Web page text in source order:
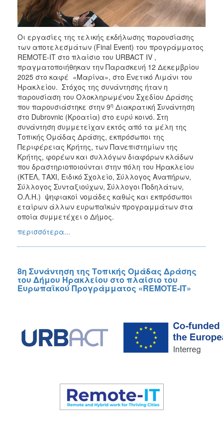
Καινοτομία
ΕΣΠΑ
2014-
2020
Υποδομές
Μεταφορών,
Περιβάλλον
και
Αειφόρος
Ανάπτυξη
ΕΣΠΑ
2014-
2020
Αγροτική
Ανάπτυξη
Interreg
Europe
Interreg
Ελλάδα-
Κύπρος
Urban
Innovative
URBACT
III
URBACT
Επιτροπή
Πράσινο
Οι εργασίες της τελικής εκδήλωσης παρουσίασης
των αποτελεσμάτων (Final Event) του προγράμματος
REMOTE-IT στο πλαίσιο του URBACT IV ,
πραγματοποιήθηκαν την Παρασκευή 12 Δεκεμβρίου
2025 στο καφέ «Μαρίνα», στο Ενετικό Λιμάνι του
Ηρακλείου. Στόχος της συνάντησης ήταν η
παρουσίαση του Ολοκληρωμένου Σχεδίου Δράσης
που παρουσιάστηκε στην 9η Διακρατική Συνάντηση
στο Dubrovnic (Κροατία) στο ευρύ κοινό. Στη
συνάντηση συμμετείχαν εκτός από τα μέλη της
Τοπικής Ομάδας Δράσης, εκπρόσωποι της
Περιφέρειας Κρήτης, των Πανεπιστημίων της
Κρήτης, φορέων και συλλόγων διαφόρων κλάδων
που δραστηριοποιούνται στην πόλη του Ηρακλείου
(ΚΤΕΛ, ΤΑΧΙ, Ειδικό Σχολείο, Σύλλογος Αναπήρων,
Σύλλογος Συνταξιούχων, Σύλλογοι Ποδηλάτων,
Ο.Λ.Η.) ψηφιακοί νομάδες καθώς και εκπρόσωποι
εταίρων άλλων ευρωπαϊκών προγραμμάτων στα
οποία συμμετέχει ο Δήμος.
περισσότερα...
8η Συνάντηση της Τοπικής Ομάδας Δράσης
του Δήμου Ηρακλείου στο πλαίσιο του
Ευρωπαϊκού Προγράμματος «REMOTE-IT»